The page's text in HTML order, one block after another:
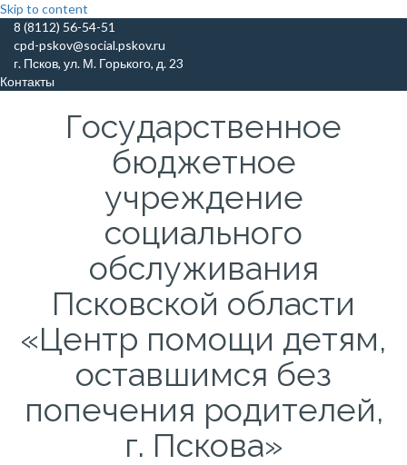
Skip to content
8 (8112) 56-54-51
cpd-pskov@social.pskov.ru
г. Псков, ул. М. Горького, д. 23
Контакты
Государственное
бюджетное
учреждение
социального
обслуживания
Псковской области
«Центр помощи детям,
оставшимся без
попечения родителей,
г. Пскова»